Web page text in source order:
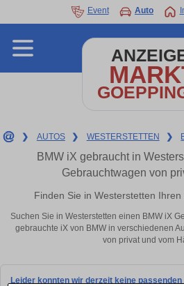
Event Auto
❯ AUTOS ❯ WESTERSTETTEN ❯
BMW iX gebraucht in
Gebrauchtwagen von
Finden Sie in Westerstetten
Suchen Sie in Westerstetten einen BMW iX
gebrauchte iX von BMW in verschiedenen
von privat und vom
Leider konnten wir derzeit keine